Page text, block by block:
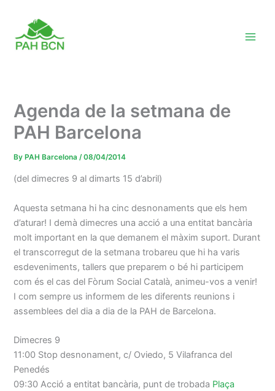
content
Agenda de la setmana de
PAH Barcelona
By PAH Barcelona/08/04/2014
(del dimecres 9 al dimarts 15 d’abril)
Aquesta setmana hi ha cinc desnonaments que els hem
d’aturar! I demà dimecres una acció a una entitat bancària
molt important en la que demanem el màxim suport. Durant
el transcorregut de la setmana trobareu que hi ha varis
esdeveniments, tallers que preparem o bé hi participem
com és el cas del Fòrum Social Català, animeu-vos a venir!
I com sempre us informem de les diferents reunions i
assemblees del dia a dia de la PAH de Barcelona.
Dimecres 9
11:00 Stop desnonament, c/ Oviedo, 5 Vilafranca del
Penedés
09:30 Acció a entitat bancària, punt de trobada Plaça